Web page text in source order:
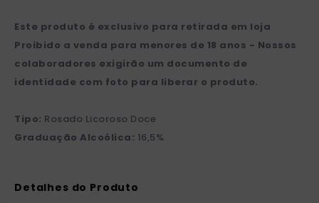
Este produto é exclusivo para retirada em loja
Proibido a venda para menores de 18 anos - Nossos
colaboradores exigirão um documento de
identidade com foto para liberar o produto.
Tipo: Rosado Licoroso Doce
Graduação Alcoólica: 16,5%
Detalhes do Produto